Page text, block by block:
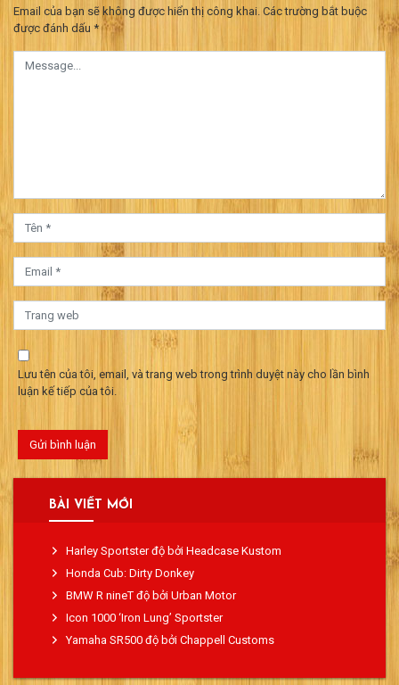
viết
Email của bạn sẽ không được hiển thị công khai. Các trường bắt buộc
được đánh dấu *
Lưu tên của tôi, email, và trang web trong trình duyệt này cho lần bình
luận kế tiếp của tôi.
BÀI VIẾT MỚI
Harley Sportster độ bởi Headcase Kustom
Honda Cub: Dirty Donkey
BMW R nineT độ bởi Urban Motor
Icon 1000 ‘Iron Lung’ Sportster
Yamaha SR500 độ bởi Chappell Customs